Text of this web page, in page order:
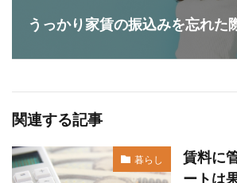
うっかり家賃の振込みを忘れた
関連する記事
暮らし
賃料に
ートは